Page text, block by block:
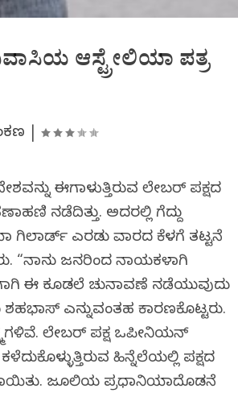
ಆಸ್ಟ್ರೇಲಿಯಾ ಪತ್ರ
ಈಗಾಳುತ್ತಿರುವ ಲೇಬರ್‍ ಪಕ್ಷದ
ನಡೆದಿತ್ತು. ಅದರಲ್ಲಿ ಗೆದ್ದು
ಎರಡು ವಾರದ ಕೆಳಗೆ ತಟ್ಟನೆ
“ನಾನು ಜನರಿಂದ ನಾಯಕಳಾಗಿ
ಈ ಕೂಡಲೆ ಚುನಾವಣೆ ನಡೆಯುವುದು
ಎನ್ನುವಂತಹ ಕಾರಣಕೊಟ್ಟರು.
ಲೇಬರ್ ಪಕ್ಷ ಒಪೀನಿಯನ್
ಹಿನ್ನೆಲೆಯಲ್ಲಿ ಪಕ್ಷದ
ಜೂಲಿಯ ಪ್ರಧಾನಿಯಾದೊಡನೆ